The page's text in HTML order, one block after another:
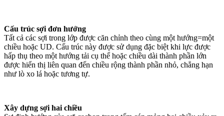
Cấu trúc sợi đơn hướng
Tất cả các sợi trong lớp được căn chỉnh theo cùng một hướng=một
chiều hoặc UD. Cấu trúc này được sử dụng đặc biệt khi lực được
hấp thụ theo một hướng tải cụ thể hoặc chiều dài thành phần lớn
được hiển thị liên quan đến chiều rộng thành phần nhỏ, chẳng hạn
như lò xo lá hoặc tương tự.
Xây dựng sợi hai chiều